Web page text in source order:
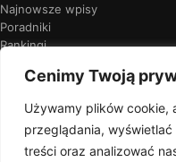
Cenimy Twoją
Używamy plików cookie,
przeglądania,
treści oraz analizować
Najnowsze wpisy
Poradniki
Rankingi
Przejrzyste rekomendacje